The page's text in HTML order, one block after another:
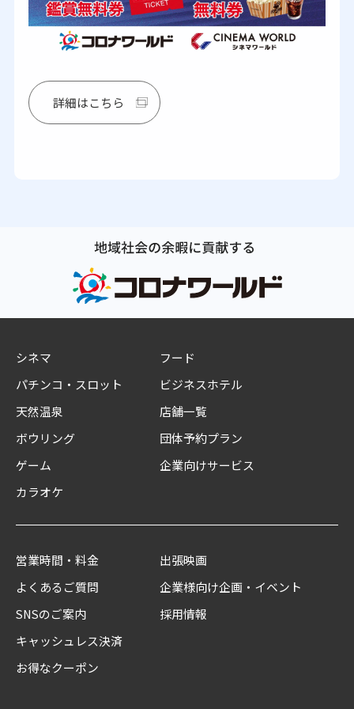
詳細はこちら
シネマ
パチンコ・スロット
天然温泉
ボウリング
ゲーム
カラオケ
フード
ビジネスホテル
店舗一覧
団体予約プラン
企業向けサービス
営業時間・料金
よくあるご質問
SNSのご案内
キャッシュレス決済
お得なクーポン
出張映画
企業様向け企画・イベント
採用情報